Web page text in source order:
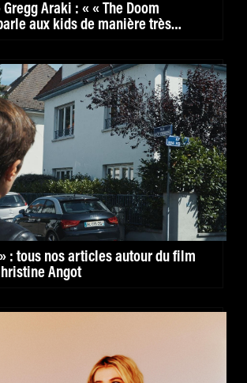
Gregg Araki : « « The Doom
aux kids de manière très
: tous nos articles autour du film
Angot